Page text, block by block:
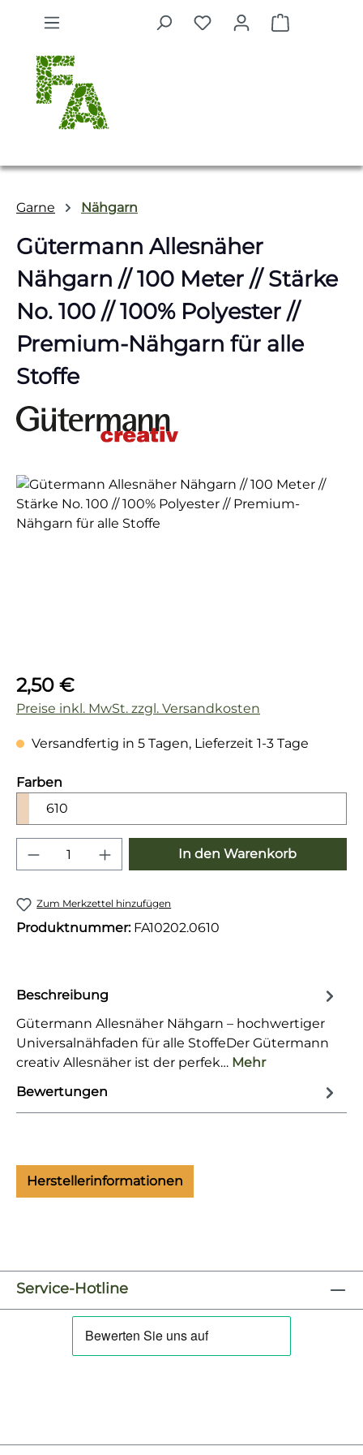
Zum Hauptinhalt springen
Garne Nähgarn
Gütermann Allesnäher
Nähgarn // 100 Meter // Stärke
No. 100 // 100% Polyester //
Premium-Nähgarn für alle
Stoffe
Bildergalerie überspringen
Regulärer Preis:
2,50 €
Preise inkl. MwSt. zzgl. Versandkosten
Versandfertig in 5 Tagen, Lieferzeit 1-3 Tage
Farben
610
Produkt Anzahl: Gib den
In den Warenkorb
Zum Merkzettel hinzufügen
Produktnummer: FA10202.0610
Beschreibung
Gütermann Allesnäher Nähgarn – hochwertiger
Universalnähfaden für alle StoffeDer Gütermann
creativ Allesnäher ist der perfek… Mehr
Bewertungen
Herstellerinformationen
Service-Hotline